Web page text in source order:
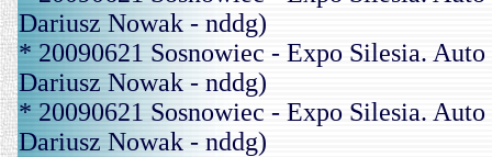
Dariusz Nowak - nddg)
* 20090621 Sosnowiec - Expo Silesia.
Dariusz Nowak - nddg)
* 20090621 Sosnowiec - Expo Silesia.
Dariusz Nowak - nddg)